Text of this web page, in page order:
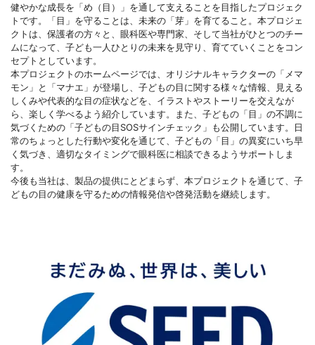
健やかな成長を「め（目）」を通して支えることを目指したプロジェク
トです。「目」を守ることは、未来の「芽」を育てること。本プロジェ
クトは、保護者の方々と、眼科医や専門家、そして当社がひとつのチー
ムになって、子ども一人ひとりの未来を見守り、育てていくことをコン
セプトとしています。
本プロジェクトのホームページでは、オリジナルキャラクターの「メマ
モン」と「マナエ」が登場し、子どもの目に関する様々な情報、見える
しくみや代表的な目の症状などを、イラストやストーリーを交えなが
ら、楽しく学べるよう紹介しています。また、子どもの「目」の不調に
気づくための「子どもの目SOSサインチェック」も公開しています。日
常のちょっとした行動や変化を通じて、子どもの「目」の異変にいち早
く気づき、適切なタイミングで眼科医に相談できるようサポートしま
す。
今後も当社は、製品の提供にとどまらず、本プロジェクトを通じて、子
どもの目の健康を守るための情報発信や啓発活動を継続します。